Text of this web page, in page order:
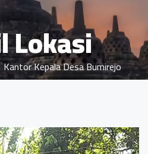
Lokasi
Kantor Kepala Desa Bumirejo